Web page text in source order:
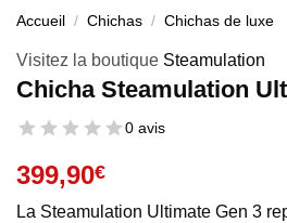
Accueil / Chichas / Chichas de luxe
Visitez la boutique Steamulation
Chicha Steamulation
0 avis
399,90€
La Steamulation Ultimate Gen 3